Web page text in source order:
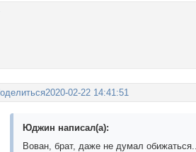
2020-02-22 14:41:51
Юджин написал(а):
Вован, брат, даже не думал обижаться...